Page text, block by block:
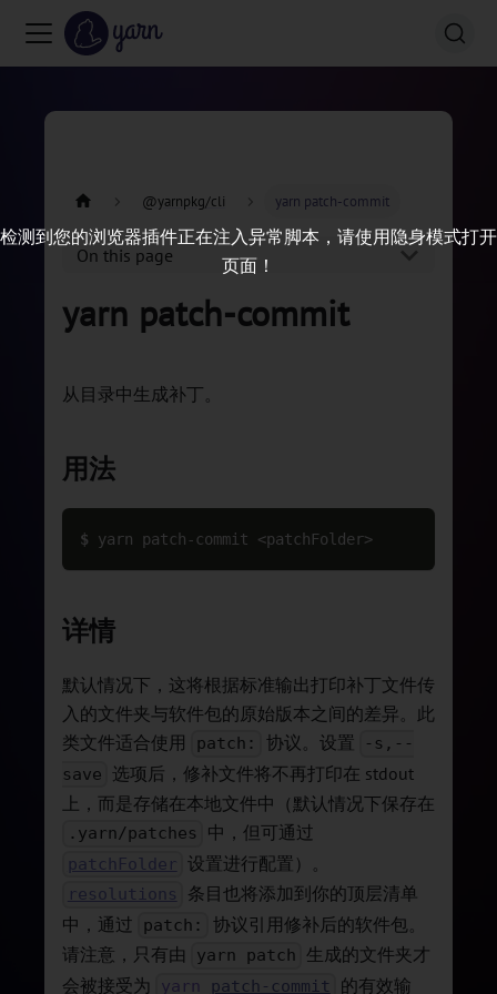
@yarnpkg/cli yarn patch-commit
On this page
yarn patch-commit
从目录中生成补丁。
用法
$ yarn patch-commit <patchFolder>
详情
默认情况下，这将根据标准输出打印补丁文件传
入的文件夹与软件包的原始版本之间的差异。此
类文件适合使用
patch: 协议。设置
-s,--
save 选项后，修补文件将不再打印在 stdout
上，而是存储在本地文件中（默认情况下保存在
.yarn/patches 中，但可通过
patchFolder 设置进行配置）。
resolutions
条目也将添加到你的顶层清单
中，通过
patch:
协议引用修补后的软件包。
请注意，只有由
yarn patch
生成的文件夹才
会被接受为
yarn patch-commit 的有效输
检测到您的浏览器插件正在注入异常脚本，请使用隐身模式打开
页面！